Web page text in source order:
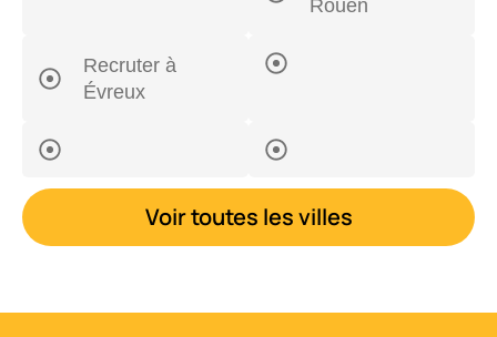
Rouen
Recruter à
Évreux
Voir toutes les villes